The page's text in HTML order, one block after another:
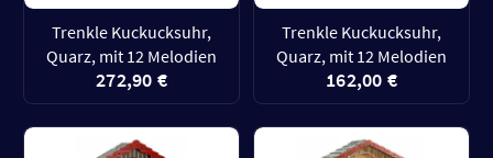
Trenkle Kuckucksuhr,
Quarz, mit 12 Melodien
272,90 €
Trenkle Kuckucksuhr,
Quarz, mit 12 Melodien
162,00 €